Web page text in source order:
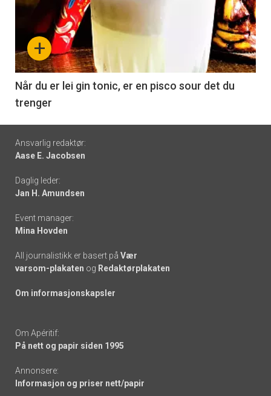
akkurat
nå
-
6
+
Når du er lei gin tonic, er en pisco sour det du
trenger
Footer
-
links
Ansvarlig redaktør:
Aase E. Jacobsen
Daglig leder:
Jan H. Amundsen
Event manager:
Mina Hovden
All journalistikk er basert på Vær
varsom-plakaten og Redaktørplakaten
Om informasjonskapsler
Om Apéritif:
På nett og papir siden 1995
Annonsere:
Informasjon og priser nett/papir